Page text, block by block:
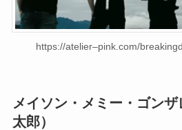
https://atelier–pink.com/
メイソン・メミー・ゴン
太郎）